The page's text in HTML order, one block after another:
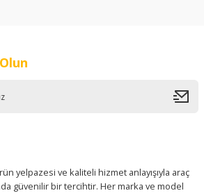
bozuk veya görüntülenemiyor.
yelpazesi ve kaliteli hizmet anlayışıyla araç
güvenilir bir tercihtir. Her marka ve model